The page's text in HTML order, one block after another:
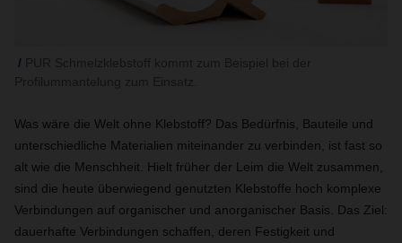
Was wäre die Welt ohne Klebstoff? Das Bedürfnis, Bauteile und
unterschiedliche Materialien miteinander zu verbinden, ist fast so
alt wie die Menschheit. Hielt früher der Leim die Welt zusammen,
sind die heute überwiegend genutzten Klebstoffe hoch komplexe
Verbindungen auf organischer und anorganischer Basis. Das Ziel:
dauerhafte Verbindungen schaffen, deren Festigkeit und